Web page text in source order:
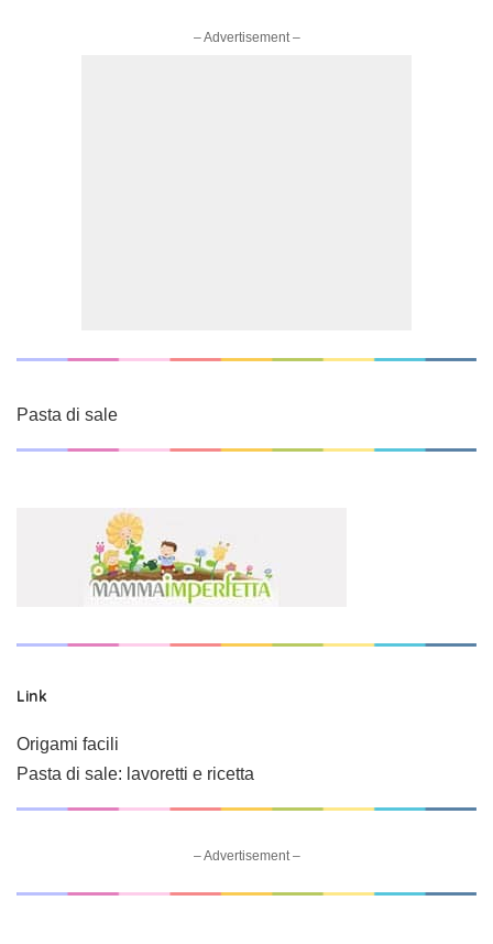
– Advertisement –
Pasta di sale
Link
Origami facili
Pasta di sale: lavoretti e ricetta
– Advertisement –